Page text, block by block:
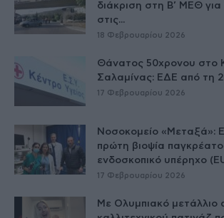
διάκριση στη Β’ ΜΕΘ
στις...
18 Φεβρουαρίου 2026
Θάνατος 50χρονου στο
Σαλαμίνας: ΕΔΕ από τη
17 Φεβρουαρίου 2026
Νοσοκομείο «Μεταξά»:
πρώτη βιοψία
ενδοσκοπικό υπέρηχο
17 Φεβρουαρίου 2026
Με Ολυμπιακό μετάλλιο